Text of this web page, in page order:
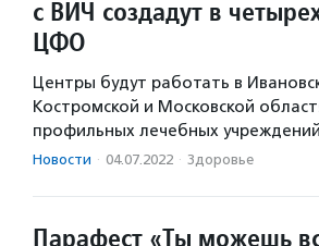
с ВИЧ создадут в
ЦФО
Центры будут работать в
Костромской и Московской
профильных лечебных
Новости · 04.07.2022 · Здоровье
Парафест «Ты можешь